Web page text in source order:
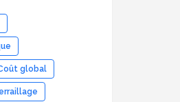
global